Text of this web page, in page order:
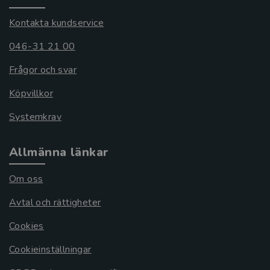
Kontakta kundservice
046-31 21 00
Frågor och svar
Köpvillkor
Systemkrav
Allmänna länkar
Om oss
Avtal och rättigheter
Cookies
Cookieinställningar